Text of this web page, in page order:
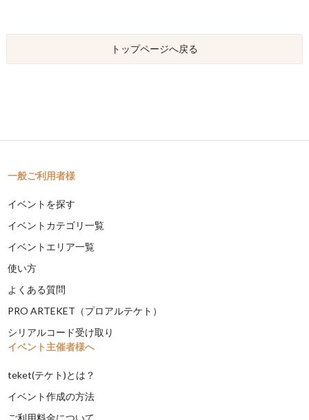
トップページへ戻る
一般ご利用者様
イベントを探す
イベントカテゴリ一覧
イベントエリア一覧
使い方
よくある質問
PRO ARTEKET（プロアルテケト）
シリアルコード受け取り
イベント主催者様へ
teket(テケト)とは？
イベント作成の方法
ご利用料金について